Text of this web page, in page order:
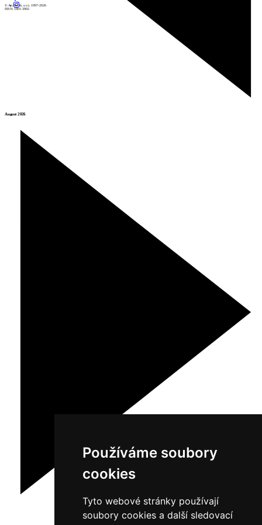
Používáme soubory
cookies
Tyto webové stránky používají
soubory cookies a další sledovací
August 2026
© Archiweb, s.r.o. 1997-2026
ISSN: 1801-3902